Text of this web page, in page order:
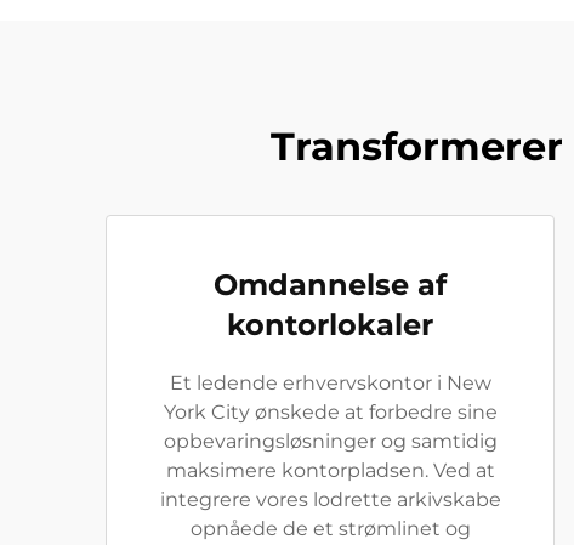
Omdannelse af
kontorlokaler
Et ledende erhvervskontor i New
York City ønskede at forbedre sine
opbevaringsløsninger og samtidig
maksimere kontorpladsen. Ved at
integrere vores lodrette arkivskabe
opnåede de et strømlinet og